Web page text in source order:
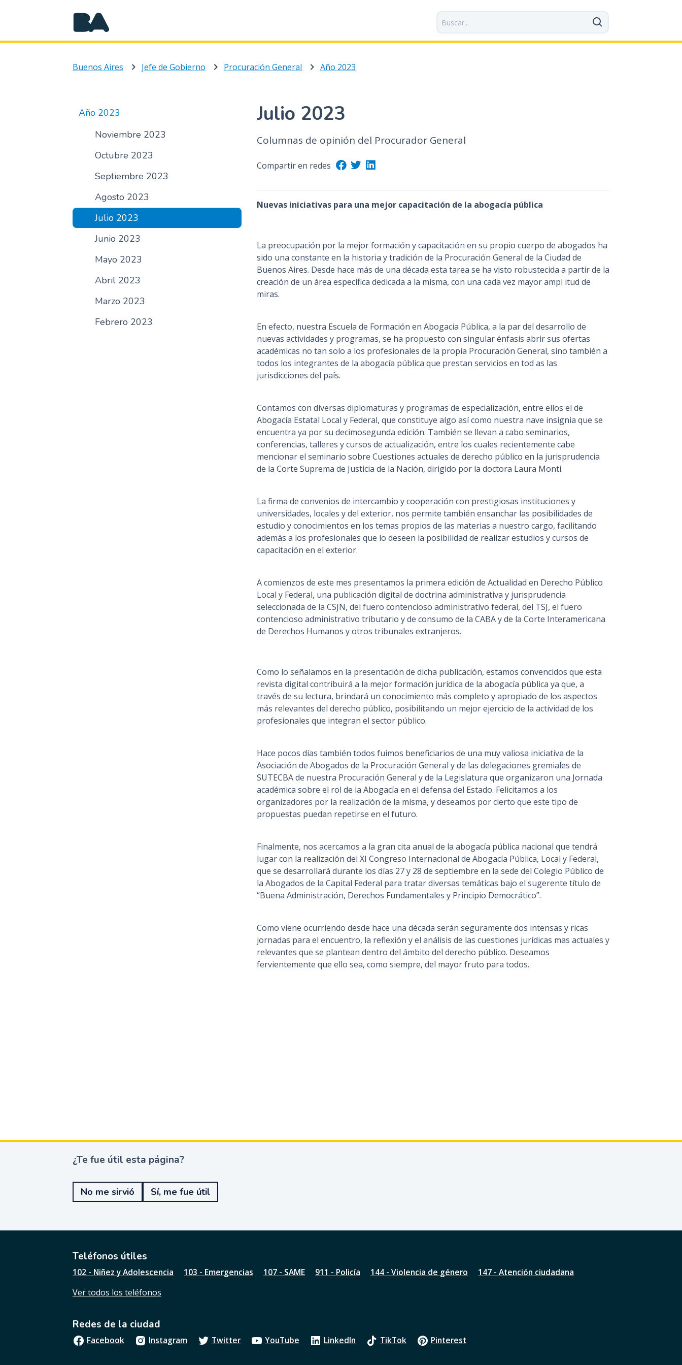
a
a
o
n
e
i
o
p
c
p
a
Buenos Aires Jefe de Gobierno Procuración General Año 2023
Año 2023
Noviembre 2023
Octubre 2023
Septiembre 2023
Agosto 2023
Julio 2023
Junio 2023
Mayo 2023
Abril 2023
Marzo 2023
Febrero 2023
Julio 2023
Columnas de opinión del Procurador General
Compartir en redes
Nuevas iniciativas para una mejor capacitación de la abogacía pública
La preocupación por la mejor formación y capacitación en su propio cuerpo de abogados ha
sido una constante en la historia y tradición de la Procuración General de la Ciudad de
Buenos Aires. Desde hace más de una década esta tarea se ha visto robustecida a partir de la
creación de un área específica dedicada a la misma, con una cada vez mayor ampl itud de
miras.
En efecto, nuestra Escuela de Formación en Abogacía Pública, a la par del desarrollo de
nuevas actividades y programas, se ha propuesto con singular énfasis abrir sus ofertas
académicas no tan solo a los profesionales de la propia Procuración General, sino también a
todos los integrantes de la abogacía pública que prestan servicios en tod as las
jurisdicciones del país.
Contamos con diversas diplomaturas y programas de especialización, entre ellos el de
Abogacía Estatal Local y Federal, que constituye algo así como nuestra nave insignia que se
encuentra ya por su decimosegunda edición. También se llevan a cabo seminarios,
conferencias, talleres y cursos de actualización, entre los cuales recientemente cabe
mencionar el seminario sobre Cuestiones actuales de derecho público en la jurisprudencia
de la Corte Suprema de Justicia de la Nación, dirigido por la doctora Laura Monti.
La firma de convenios de intercambio y cooperación con prestigiosas instituciones y
universidades, locales y del exterior, nos permite también ensanchar las posibilidades de
estudio y conocimientos en los temas propios de las materias a nuestro cargo, facilitando
además a los profesionales que lo deseen la posibilidad de realizar estudios y cursos de
capacitación en el exterior.
A comienzos de este mes presentamos la primera edición de Actualidad en Derecho Público
Local y Federal, una publicación digital de doctrina administrativa y jurisprudencia
seleccionada de la CSJN, del fuero contencioso administrativo federal, del TSJ, el fuero
contencioso administrativo tributario y de consumo de la CABA y de la Corte Interamericana
de Derechos Humanos y otros tribunales extranjeros.
Como lo señalamos en la presentación de dicha publicación, estamos convencidos que esta
revista digital contribuirá a la mejor formación jurídica de la abogacía pública ya que, a
través de su lectura, brindará un conocimiento más completo y apropiado de los aspectos
más relevantes del derecho público, posibilitando un mejor ejercicio de la actividad de los
profesionales que integran el sector público.
Hace pocos días también todos fuimos beneficiarios de una muy valiosa iniciativa de la
Asociación de Abogados de la Procuración General y de las delegaciones gremiales de
SUTECBA de nuestra Procuración General y de la Legislatura que organizaron una Jornada
académica sobre el rol de la Abogacía en el defensa del Estado. Felicitamos a los
organizadores por la realización de la misma, y deseamos por cierto que este tipo de
propuestas puedan repetirse en el futuro.
Finalmente, nos acercamos a la gran cita anual de la abogacía pública nacional que tendrá
lugar con la realización del XI Congreso Internacional de Abogacía Pública, Local y Federal,
que se desarrollará durante los días 27 y 28 de septiembre en la sede del Colegio Público de
la Abogados de la Capital Federal para tratar diversas temáticas bajo el sugerente título de
“Buena Administración, Derechos Fundamentales y Principio Democrático”.
Como viene ocurriendo desde hace una década serán seguramente dos intensas y ricas
jornadas para el encuentro, la reflexión y el análisis de las cuestiones jurídicas mas actuales y
relevantes que se plantean dentro del ámbito del derecho público. Deseamos
fervientemente que ello sea, como siempre, del mayor fruto para todos.
¿
e
u
t
l
s
a
g
i
n
¿Te fue útil esta página?
No me sirvió Sí, me fue útil
Teléfonos útiles
102 - Niñez y Adolescencia 103 - Emergencias 107 - SAME 911 - Policía 144 - Violencia de género
147 - Atención ciudadana
Ver todos los teléfonos
Redes de la ciudad
Facebook Instagram Twitter YouTube LinkedIn TikTok Pinterest